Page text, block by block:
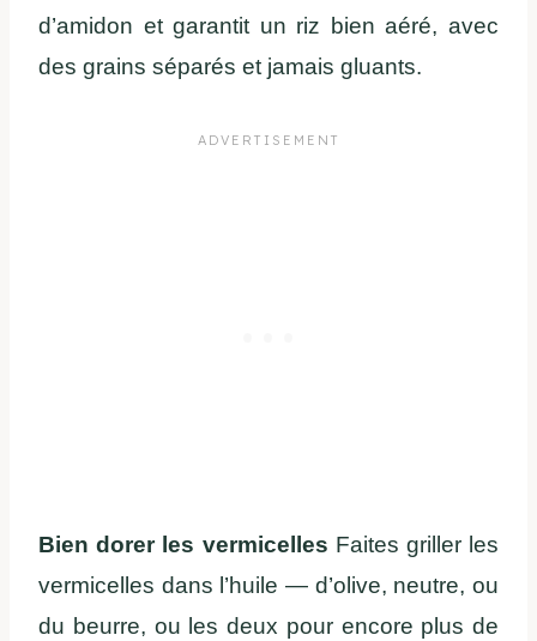
d’amidon et garantit un riz bien aéré, avec
des grains séparés et jamais gluants.
Bien dorer les vermicelles Faites griller les
vermicelles dans l’huile — d’olive, neutre, ou
du beurre, ou les deux pour encore plus de